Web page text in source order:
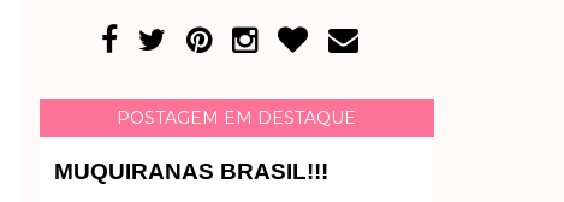
POSTAGEM EM DESTAQUE
MUQUIRANAS BRASIL!!!